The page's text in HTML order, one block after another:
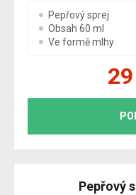
Pepřový sprej
Obsah 60 ml
Ve formě mlhy
29
Pepřový